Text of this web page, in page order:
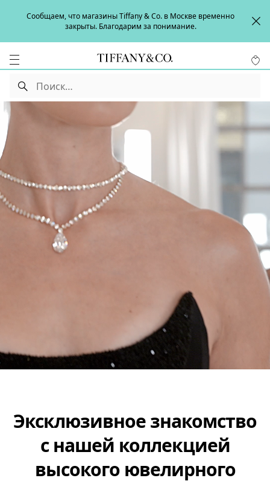
Сообщаем, что магазины Tiffany & Co. в Москве временно
закрыты. Благодарим за понимание.
Эксклюзивное знакомство
с нашей коллекцией
высокого ювелирного